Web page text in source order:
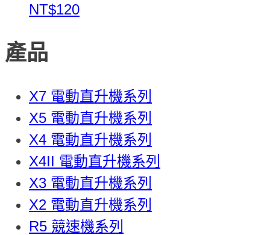
NT$120
產品
X7 電動直升機系列
X5 電動直升機系列
X4 電動直升機系列
X4II 電動直升機系列
X3 電動直升機系列
X2 電動直升機系列
R5 競速機系列